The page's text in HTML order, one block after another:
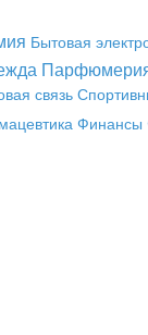
Бытовая
связь
Финансы